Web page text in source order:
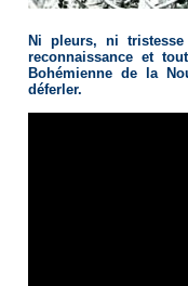
Ni pleurs, ni
reconnaissance et
Bohémienne de la
déferler.